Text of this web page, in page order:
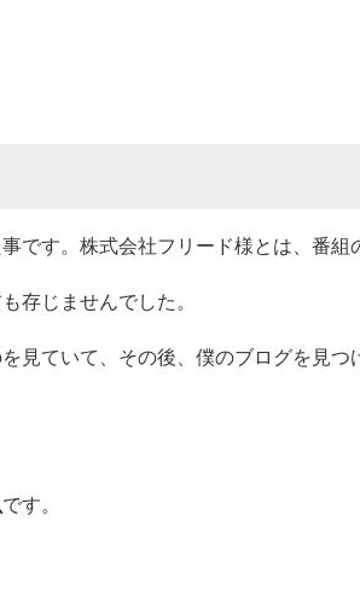
です。株式会社フリード様とは、番組
存じませんでした。
見ていて、その後、僕のブログを見
です。